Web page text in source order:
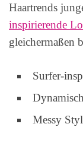
Haartrends
inspirierende
gleichermaßen
Surfer-
Messy